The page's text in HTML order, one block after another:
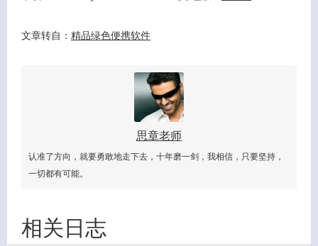
文章转自： 精品绿色便携软件
思章老师
认准了方向，就要勇敢地走下去，十年磨一剑，我相信，只要坚持，
一切都有可能。
相关日志